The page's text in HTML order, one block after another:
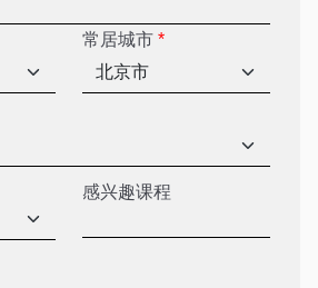
常居城市 *
感兴趣课程